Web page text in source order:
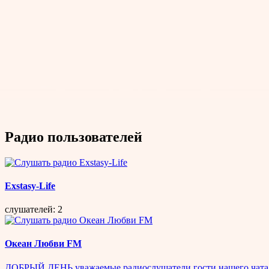
Радио пользователей
Exstasy-Life
слушателей: 2
Океан Любви FM